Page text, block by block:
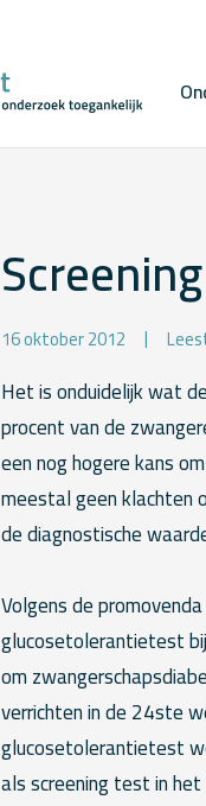
16 oktober 2012
Het is onduidelijk wat
procent van de
een nog hogere kans
meestal geen klachten
de diagnostische
Volgens de
glucosetolerantietest
om
verrichten in de 24ste
glucosetolerantietest
als screening test in